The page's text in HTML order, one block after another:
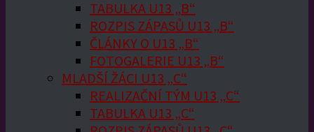
TABULKA U13 „B“
ROZPIS ZÁPASŮ U13 „B“
ČLÁNKY O U13 „B“
FOTOGALERIE U13 „B“
MLADŠÍ ŽÁCI U13 „C“
REALIZAČNÍ TÝM U13 „C“
TABULKA U13 „C“